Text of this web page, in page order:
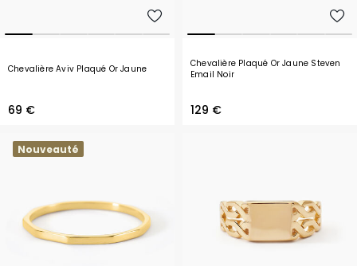
Chevalière Aviv Plaqué Or Jaune
69 €
Chevalière Plaqué Or Jaune Steven
Email Noir
129 €
Nouveauté